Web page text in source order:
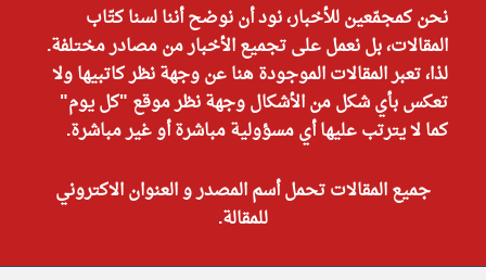
نحن كمجمّعين للأخبار، نود أن نوضح أننا لسنا كتّاب
المقالات، بل نعمل على تجميع الأخبار من مصادر مختلفة.
لذا، تعبر المقالات الموجودة هنا عن وجهة نظر كاتبيها ولا
تعكس بأي شكل من الأشكال وجهة نظر موقع "كل يوم"
كما لا يترتب عليها أي مسؤولية مباشرة أو غير مباشرة.
جميع المقالات تحمل أسم المصدر و العنوان الاكتروني
للمقالة.